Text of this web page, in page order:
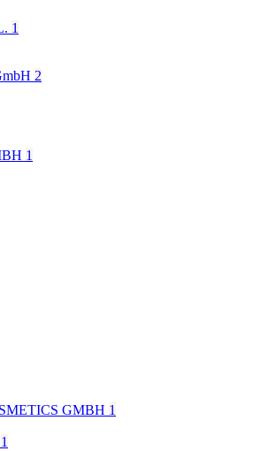
1
2
1
GMBH 1
1